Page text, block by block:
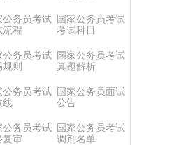
公务员考试
流程
国家公务员考试
考试科目
公务员考试
则
国家公务员考试
真题解析
公务员考试
线
国家公务员面试
公告
公务员考试
复审
国家公务员考试
调剂名单